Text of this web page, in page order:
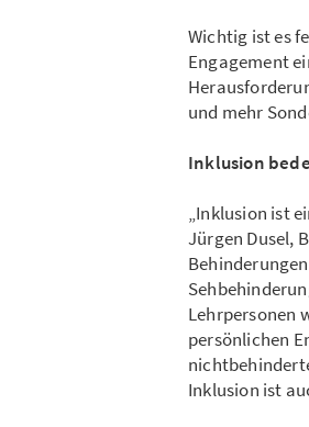
Wichtig ist es
Engagement
und mehr
Inklusion
„Inklusion ist
Jürgen Dusel,
Lehrpersonen
persönlichen
Inklusion ist